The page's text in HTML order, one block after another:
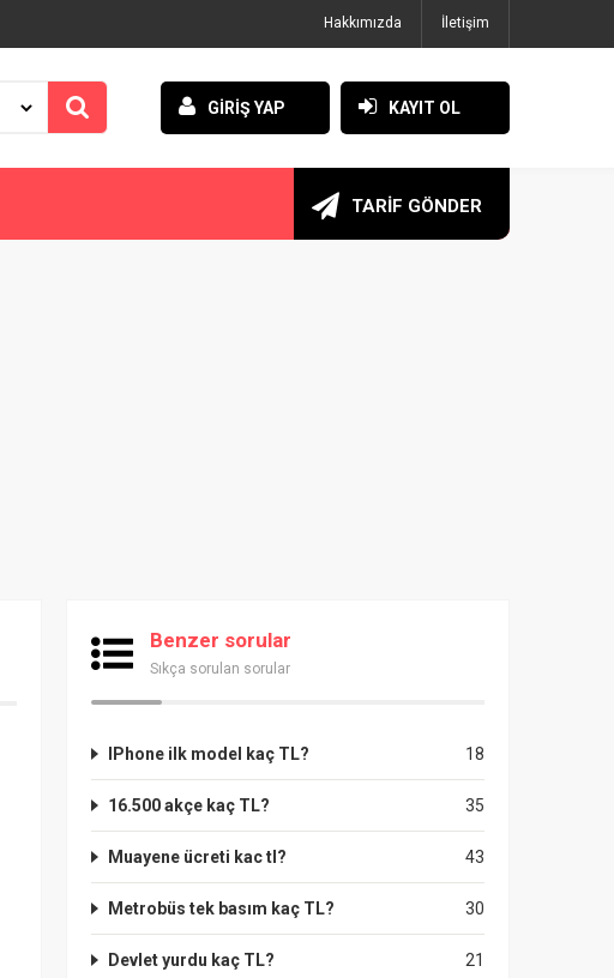
Hakkımızda İletişim
GİRİŞ YAP KAYIT OL
TARİF GÖNDER
Benzer sorular
Sıkça sorulan sorular
18
IPhone ilk model kaç TL?
35
16.500 akçe kaç TL?
43
Muayene ücreti kac tl?
30
Metrobüs tek basım kaç TL?
21
Devlet yurdu kaç TL?